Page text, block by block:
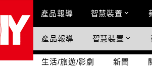
Main Menu
產品報導 智慧裝置
國際科技情報
產品報導 智慧裝置
生活/旅遊/影劇 新聞